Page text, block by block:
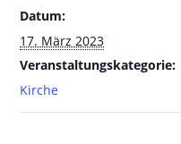
Datum:
17. März 2023
Veranstaltungskategorie:
Kirche